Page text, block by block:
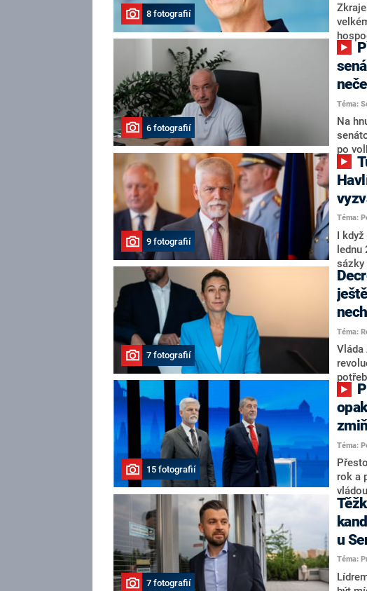
8 fotografií
nový
námi
svoje
6 fotografií
Téma:
Na
po
9 fotografií
Téma:
I
sázky
hlava
o
nemá
7 fotografií
Téma:
Vláda
Tejce
práva
hnutí
15 fotografií
Téma:
rok a
tom,
bude
7 fotografií
u
Téma: